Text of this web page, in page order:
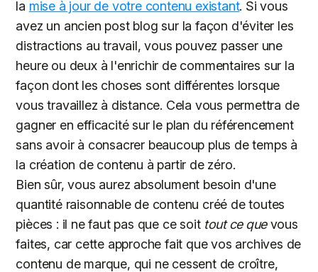
la mise à jour de votre contenu existant. Si vous
avez un ancien post blog sur la façon d'éviter les
distractions au travail, vous pouvez passer une
heure ou deux à l'enrichir de commentaires sur la
façon dont les choses sont différentes lorsque
vous travaillez à distance. Cela vous permettra de
gagner en efficacité sur le plan du référencement
sans avoir à consacrer beaucoup plus de temps à
la création de contenu à partir de zéro.
Bien sûr, vous aurez absolument besoin d'une
quantité raisonnable de contenu créé de toutes
pièces : il ne faut pas que ce soit tout ce quevous
faites, car cette approche fait que vos archives de
contenu de marque, qui ne cessent de croître,